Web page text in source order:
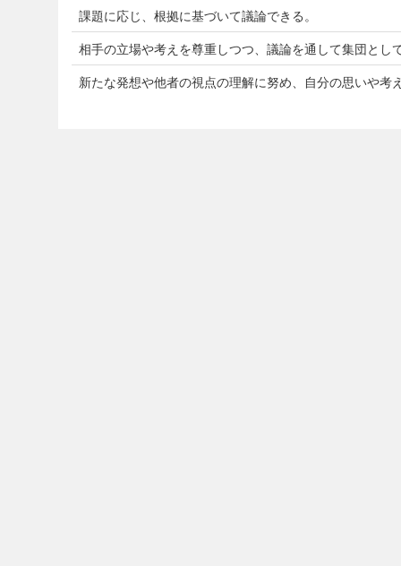
課題に応じ、根拠に基づいて議論できる。
相手の立場や考えを尊重しつつ、議論を通して集団とし
新たな発想や他者の視点の理解に努め、自分の思いや考